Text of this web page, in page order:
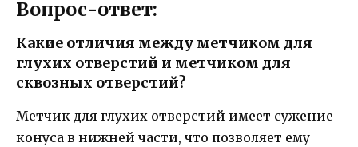
Вопрос-ответ:
Какие отличия между метчиком для
глухих отверстий и метчиком для
сквозных отверстий?
Метчик для глухих отверстий имеет сужение
конуса в нижней части, что позволяет ему